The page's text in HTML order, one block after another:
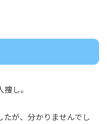
し。
が、分かりませんでし